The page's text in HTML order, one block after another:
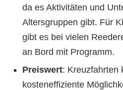
da es Aktivitäten und
Altersgruppen gibt. Für
gibt es bei vielen
an Bord mit Programm.
Preiswert: Kreuzfahrten
kosteneffiziente